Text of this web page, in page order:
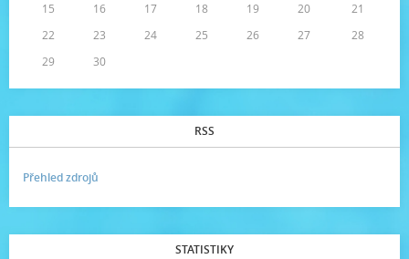
15
16 17 18 19 20
21
22
23 24 25 26 27
28
29
30
RSS
Přehled zdrojů
STATISTIKY